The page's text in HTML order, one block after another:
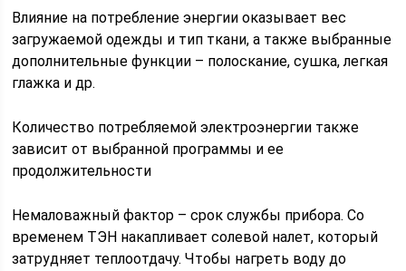
Влияние на потребление энергии оказывает вес
загружаемой одежды и тип ткани, а также выбранные
дополнительные функции – полоскание, сушка, легкая
глажка и др.
Количество потребляемой электроэнергии также
зависит от выбранной программы и ее
продолжительности
Немаловажный фактор – срок службы прибора. Со
временем ТЭН накапливает солевой налет, который
затрудняет теплоотдачу. Чтобы нагреть воду до